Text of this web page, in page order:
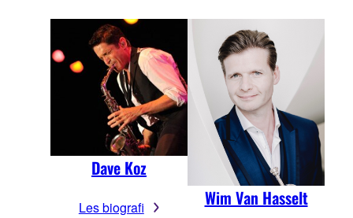
Dave Koz
Les biografi Wim Van Hasselt